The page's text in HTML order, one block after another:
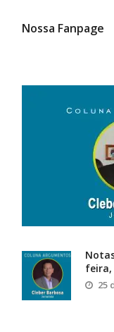
Nossa Fanpage
feira,
25